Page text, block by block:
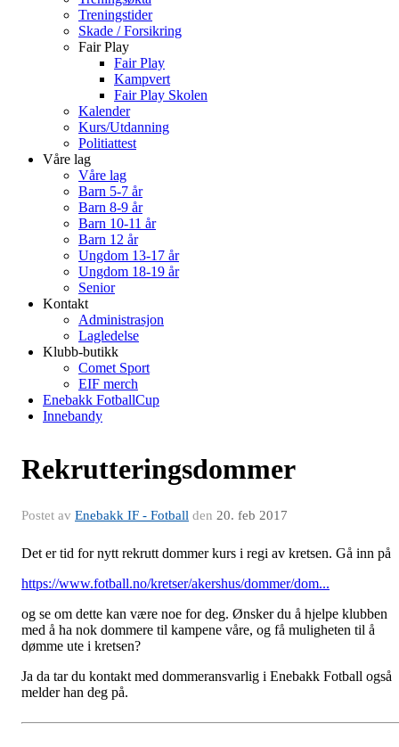
Treningstider
Skade / Forsikring
Fair Play
Fair Play
Kampvert
Fair Play Skolen
Kalender
Kurs/Utdanning
Politiattest
Våre lag
Våre lag
Barn 5-7 år
Barn 8-9 år
Barn 10-11 år
Barn 12 år
Ungdom 13-17 år
Ungdom 18-19 år
Senior
Kontakt
Administrasjon
Lagledelse
Klubb-butikk
Comet Sport
EIF merch
Enebakk FotballCup
Innebandy
Rekrutteringsdommer
Postet av Enebakk IF - Fotball den 20. feb 2017
Det er tid for nytt rekrutt dommer kurs i regi av kretsen. Gå inn på
https://www.fotball.no/kretser/akershus/dommer/dom...
og se om dette kan være noe for deg. Ønsker du å hjelpe klubben
med å ha nok dommere til kampene våre, og få muligheten til å
dømme ute i kretsen?
Ja da tar du kontakt med dommeransvarlig i Enebakk Fotball også
melder han deg på.